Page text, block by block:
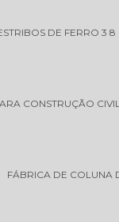
DE FERRO 3 8
CONSTRUÇÃO
FÁBRICA DE COLUNA